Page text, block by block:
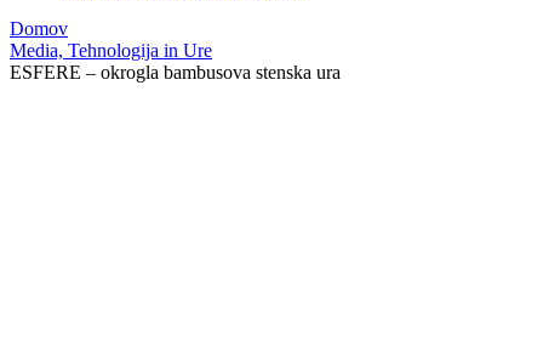
Domov
Media, Tehnologija in Ure
ESFERE – okrogla bambusova stenska ura